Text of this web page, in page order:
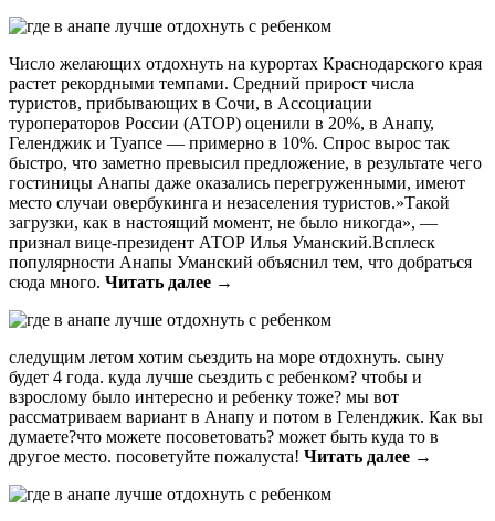
Число желающих отдохнуть на курортах Краснодарского края
растет рекордными темпами. Средний прирост числа
туристов, прибывающих в Сочи, в Ассоциации
туроператоров России (АТОР) оценили в 20%, в Анапу,
Геленджик и Туапсе — примерно в 10%. Спрос вырос так
быстро, что заметно превысил предложение, в результате чего
гостиницы Анапы даже оказались перегруженными, имеют
место случаи овербукинга и незаселения туристов.»Такой
загрузки, как в настоящий момент, не было никогда», —
признал вице-президент АТОР Илья Уманский.Всплеск
популярности Анапы Уманский объяснил тем, что добраться
сюда много. Читать далее →
следущим летом хотим сьездить на море отдохнуть. сыну
будет 4 года. куда лучше сьездить с ребенком? чтобы и
взрослому было интересно и ребенку тоже? мы вот
рассматриваем вариант в Анапу и потом в Геленджик. Как вы
думаете?что можете посоветовать? может быть куда то в
другое место. посоветуйте пожалуста! Читать далее →